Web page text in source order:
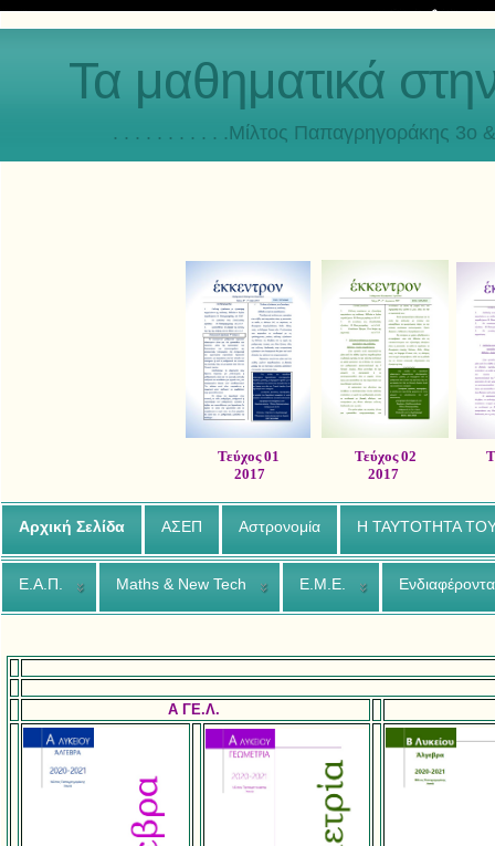
Τα μαθηματικά
. . . . . . . . . . .Μίλτος Παπαγρηγοράκης 3o
Τεύχος 01 Τεύχος 02
2017
2017
Αρχική Σελίδα ΑΣΕΠ Αστρονομία Η ΤΑΥΤΟΤΗΤΑ
Ε.Α.Π. Maths & New Tech Ε.Μ.Ε.
A ΓΕ.Λ.